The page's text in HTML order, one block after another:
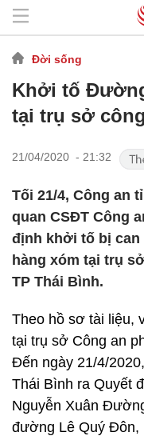
Đời sống
Khởi tố
tại trụ sở
21/04/2020 - 21:32
Tối 21/4, Công an
quan CSĐT Công
định khởi tố bị
hàng xóm tại trụ
TP Thái Bình.
Theo hồ sơ tài liệu,
tại trụ sở Công an
Đến ngày 21/4/
Thái Bình ra Quyết
Nguyễn Xuân
đường Lê Quý Đôn,